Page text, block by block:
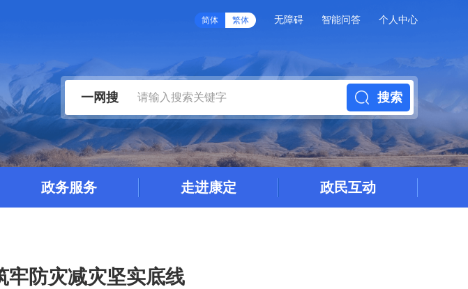
简体 繁体 无障碍 智能问答 个人中心
一网搜 搜索
政务服务 走进康定 政民互动
牢防灾减灾坚实底线